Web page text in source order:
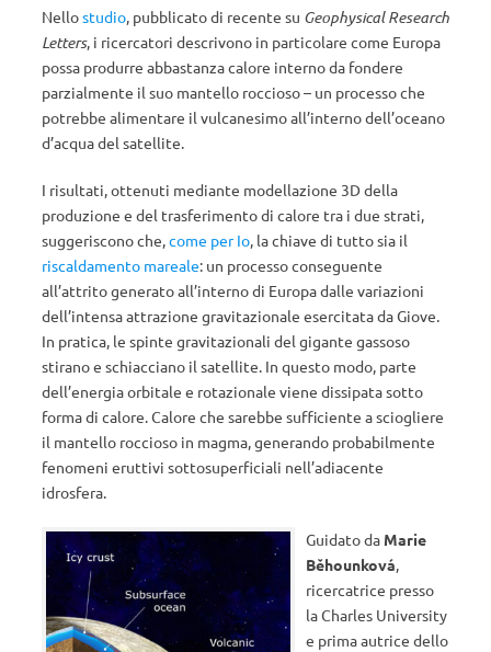
Nellostudio, pubblicato di recente su Geophysical Research
Letters, i ricercatori descrivono in particolare come Europa
possa produrre abbastanza calore interno da fondere
parzialmente il suo mantello roccioso – un processo che
potrebbe alimentare il vulcanesimo all’interno dell’oceano
d’acqua del satellite.
I risultati, ottenuti mediante modellazione 3D della
produzione e del trasferimento di calore tra i due strati,
suggeriscono che,come per Io, la chiave di tutto sia il
riscaldamento mareale: un processo conseguente
all’attrito generato all’interno di Europa dalle variazioni
dell’intensa attrazione gravitazionale esercitata da Giove.
In pratica, le spinte gravitazionali del gigante gassoso
stirano e schiacciano il satellite. In questo modo, parte
dell’energia orbitale e rotazionale viene dissipata sotto
forma di calore. Calore che sarebbe sufficiente a sciogliere
il mantello roccioso in magma, generando probabilmente
fenomeni eruttivi sottosuperficiali nell’adiacente
idrosfera.
Guidato da Marie
Běhounková,
ricercatrice presso
la Charles University
e prima autrice dello